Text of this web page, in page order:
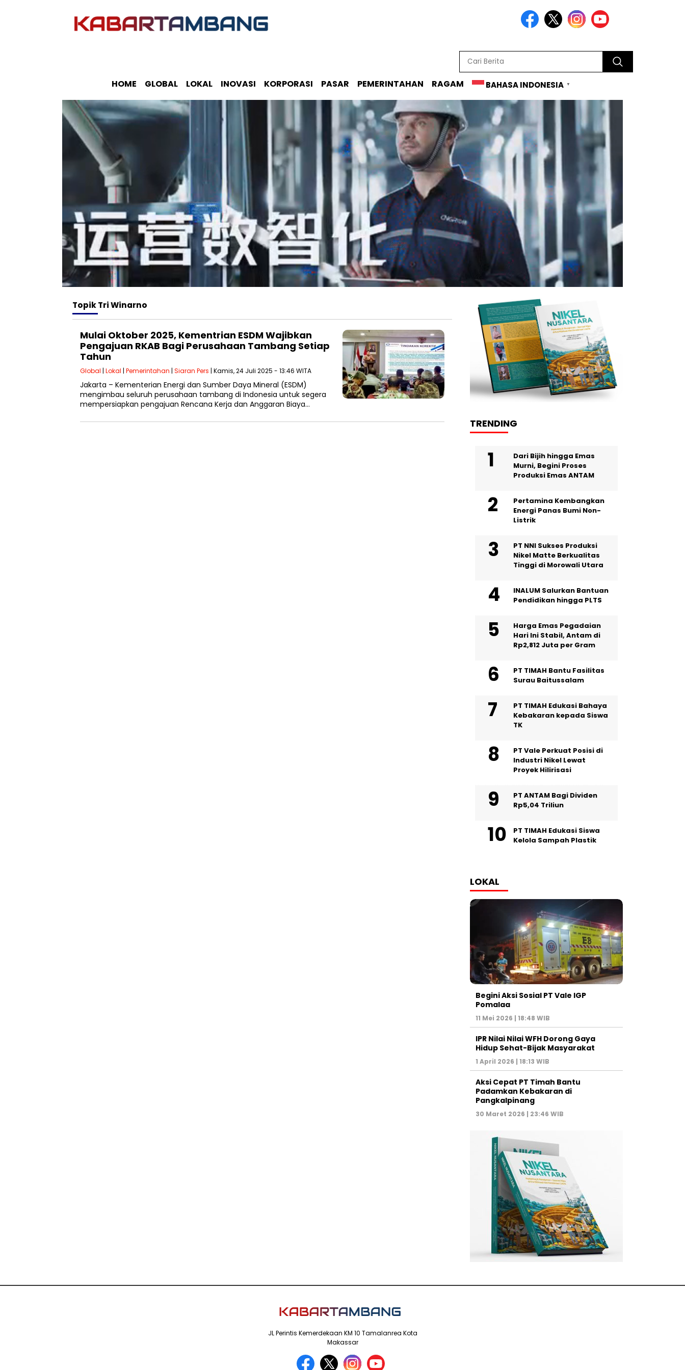
HOME GLOBAL LOKAL INOVASI KORPORASI PASAR PEMERINTAHAN RAGAM BAHASA INDONESIA ▼
TopikTri Winarno
Mulai Oktober 2025, Kementrian ESDM Wajibkan
Pengajuan RKAB Bagi Perusahaan Tambang Setiap
Tahun
Global | Lokal | Pemerintahan | Siaran Pers | Kamis, 24 Juli 2025 - 13:46 WITA
Jakarta – Kementerian Energi dan Sumber Daya Mineral (ESDM)
mengimbau seluruh perusahaan tambang di Indonesia untuk segera
mempersiapkan pengajuan Rencana Kerja dan Anggaran Biaya…
TRENDING
Dari Bijih hingga Emas
Murni, Begini Proses
Produksi Emas ANTAM
Pertamina Kembangkan
Energi Panas Bumi Non-
Listrik
PT NNI Sukses Produksi
Nikel Matte Berkualitas
Tinggi di Morowali Utara
INALUM Salurkan Bantuan
Pendidikan hingga PLTS
Harga Emas Pegadaian
Hari Ini Stabil, Antam di
Rp2,812 Juta per Gram
PT TIMAH Bantu Fasilitas
Surau Baitussalam
PT TIMAH Edukasi Bahaya
Kebakaran kepada Siswa
TK
PT Vale Perkuat Posisi di
Industri Nikel Lewat
Proyek Hilirisasi
PT ANTAM Bagi Dividen
Rp5,04 Triliun
PT TIMAH Edukasi Siswa
Kelola Sampah Plastik
LOKAL
Begini Aksi Sosial PT Vale IGP
Pomalaa
11 Mei 2026 | 18:48 WIB
IPR Nilai Nilai WFH Dorong Gaya
Hidup Sehat-Bijak Masyarakat
1 April 2026 | 18:13 WIB
Aksi Cepat PT Timah Bantu
Padamkan Kebakaran di
Pangkalpinang
30 Maret 2026 | 23:46 WIB
JL Perintis Kemerdekaan KM 10 Tamalanrea Kota
Makassar